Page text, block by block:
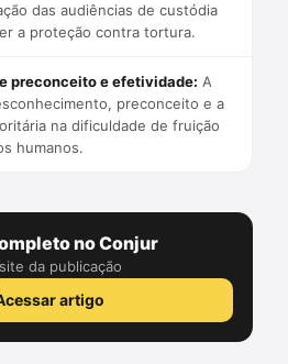
das audiências de custódia
a proteção contra tortura.
preconceito e efetividade: A
preconceito e a
na dificuldade de fruição
humanos.
no Conjur
da publicação
artigo